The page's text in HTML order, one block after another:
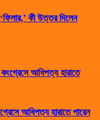
কী উত্তর দিলেন
আধিপত্য হারাতে পারেন